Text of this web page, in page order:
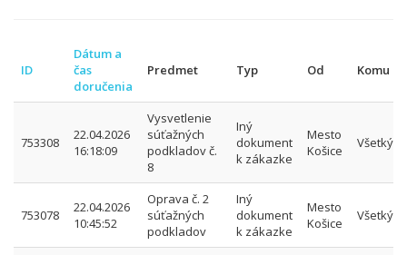
ID
Dátum a
čas
doručenia
Predmet Typ Od Komu
753308
22.04.2026
16:18:09
Vysvetlenie
súťažných
podkladov č.
8
Iný
dokument
k zákazke
Mesto
Košice
Všetkým
753078
22.04.2026
10:45:52
Oprava č. 2
súťažných
podkladov
Iný
dokument
k zákazke
Mesto
Košice
Všetkým